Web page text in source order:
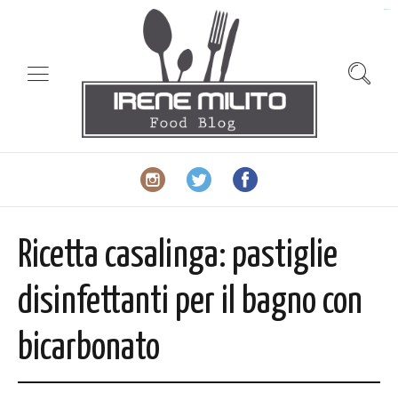
Ricetta casalinga: pastiglie
disinfettanti per il bagno con
bicarbonato